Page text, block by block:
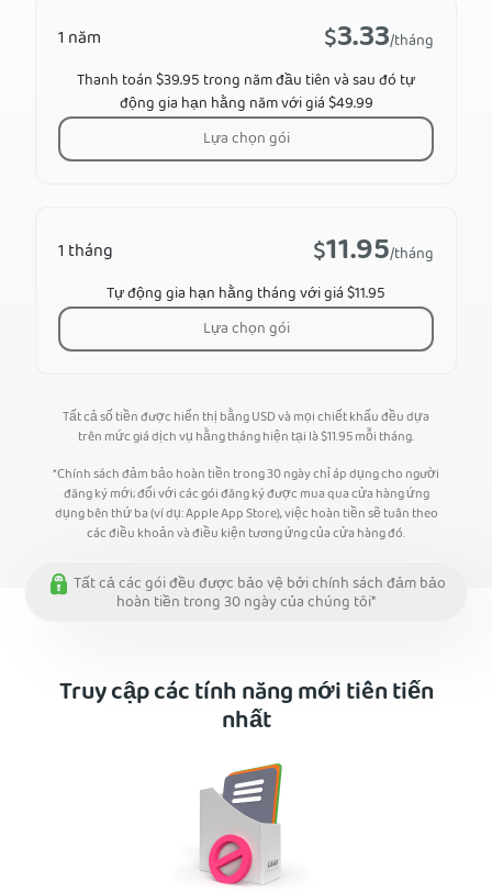
1 tháng $11.95/tháng
Tự động gia hạn hằng tháng với giá $11.95
Lựa chọn gói
1 năm $3.33/tháng
Thanh toán $39.95 trong năm đầu tiên và sau đó tự
động gia hạn hằng năm với giá $49.99
Lựa chọn gói
Tất cả số tiền được hiển thị bằng USD và mọi chiết khấu đều dựa
trên mức giá dịch vụ hằng tháng hiện tại là$11.95mỗi tháng.
*Chính sách đảm bảo hoàn tiền trong 30 ngày chỉ áp dụng cho người
đăng ký mới; đối với các gói đăng ký được mua qua cửa hàng ứng
dụng bên thứ ba (ví dụ: Apple App Store), việc hoàn tiền sẽ tuân theo
các điều khoản và điều kiện tương ứng của cửa hàng đó.
Tất cả các gói đều được bảo vệ bởi chính sách đảm bảo
hoàn tiền trong 30 ngày của chúng tôi*
Truy cập các tính năng mới tiên tiến
nhất